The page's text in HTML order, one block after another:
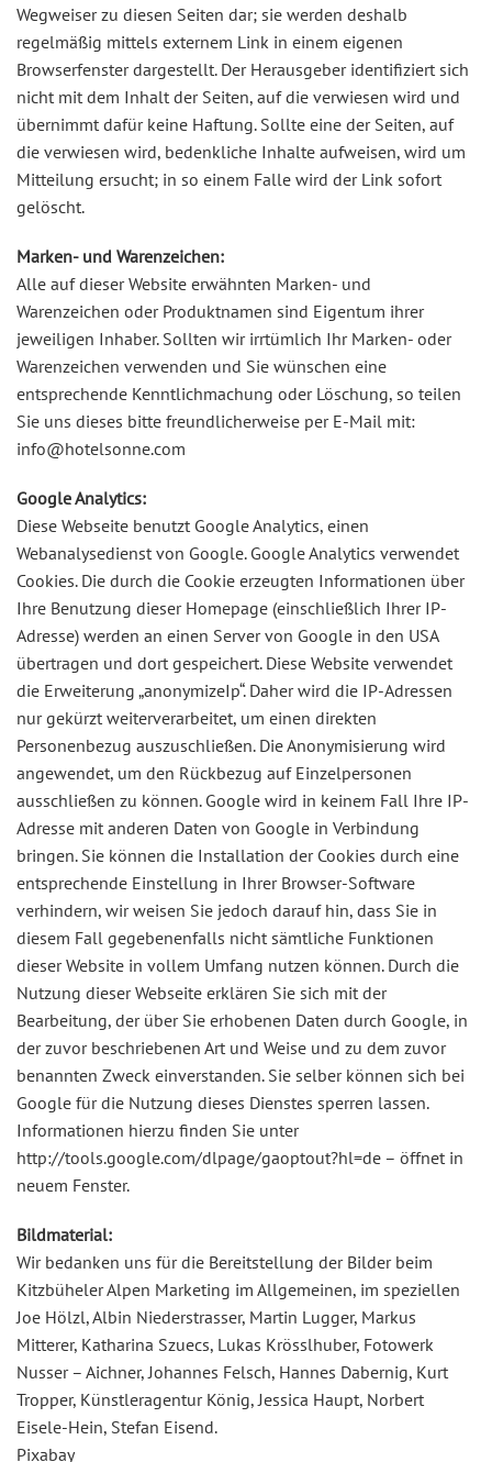
Wegweiser zu diesen Seiten dar; sie werden deshalb
regelmäßig mittels externem Link in einem eigenen
Browserfenster dargestellt. Der Herausgeber identifiziert sich
nicht mit dem Inhalt der Seiten, auf die verwiesen wird und
übernimmt dafür keine Haftung. Sollte eine der Seiten, auf
die verwiesen wird, bedenkliche Inhalte aufweisen, wird um
Mitteilung ersucht; in so einem Falle wird der Link sofort
gelöscht.
Marken- und Warenzeichen:
Alle auf dieser Website erwähnten Marken- und
Warenzeichen oder Produktnamen sind Eigentum ihrer
jeweiligen Inhaber. Sollten wir irrtümlich Ihr Marken- oder
Warenzeichen verwenden und Sie wünschen eine
entsprechende Kenntlichmachung oder Löschung, so teilen
Sie uns dieses bitte freundlicherweise per E-Mail mit:
info@hotelsonne.com
Google Analytics:
Diese Webseite benutzt Google Analytics, einen
Webanalysedienst von Google. Google Analytics verwendet
Cookies. Die durch die Cookie erzeugten Informationen über
Ihre Benutzung dieser Homepage (einschließlich Ihrer IP-
Adresse) werden an einen Server von Google in den USA
übertragen und dort gespeichert. Diese Website verwendet
die Erweiterung „anonymizeIp“. Daher wird die IP-Adressen
nur gekürzt weiterverarbeitet, um einen direkten
Personenbezug auszuschließen. Die Anonymisierung wird
angewendet, um den Rückbezug auf Einzelpersonen
ausschließen zu können. Google wird in keinem Fall Ihre IP-
Adresse mit anderen Daten von Google in Verbindung
bringen. Sie können die Installation der Cookies durch eine
entsprechende Einstellung in Ihrer Browser-Software
verhindern, wir weisen Sie jedoch darauf hin, dass Sie in
diesem Fall gegebenenfalls nicht sämtliche Funktionen
dieser Website in vollem Umfang nutzen können. Durch die
Nutzung dieser Webseite erklären Sie sich mit der
Bearbeitung, der über Sie erhobenen Daten durch Google, in
der zuvor beschriebenen Art und Weise und zu dem zuvor
benannten Zweck einverstanden. Sie selber können sich bei
Google für die Nutzung dieses Dienstes sperren lassen.
Informationen hierzu finden Sie unter
http://tools.google.com/dlpage/gaoptout?hl=de – öffnet in
neuem Fenster.
Bildmaterial:
Wir bedanken uns für die Bereitstellung der Bilder beim
Kitzbüheler Alpen Marketing im Allgemeinen, im speziellen
Joe Hölzl, Albin Niederstrasser, Martin Lugger, Markus
Mitterer, Katharina Szuecs, Lukas Krösslhuber, Fotowerk
Nusser – Aichner, Johannes Felsch, Hannes Dabernig, Kurt
Tropper, Künstleragentur König, Jessica Haupt, Norbert
Eisele-Hein, Stefan Eisend.
Pixabay